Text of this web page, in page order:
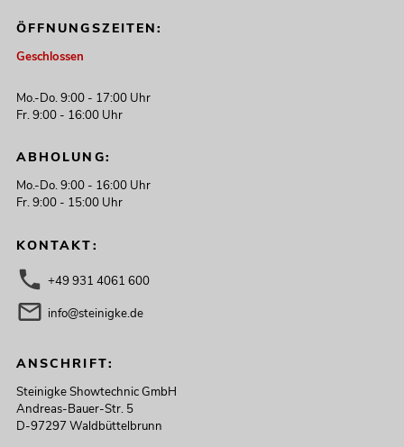
ÖFFNUNGSZEITEN:
Geschlossen
Mo.-Do. 9:00 - 17:00 Uhr
Fr. 9:00 - 16:00 Uhr
ABHOLUNG:
Mo.-Do. 9:00 - 16:00 Uhr
Fr. 9:00 - 15:00 Uhr
KONTAKT:
+49 931 4061 600
info@steinigke.de
ANSCHRIFT:
Steinigke Showtechnic GmbH
Andreas-Bauer-Str. 5
D-97297 Waldbüttelbrunn